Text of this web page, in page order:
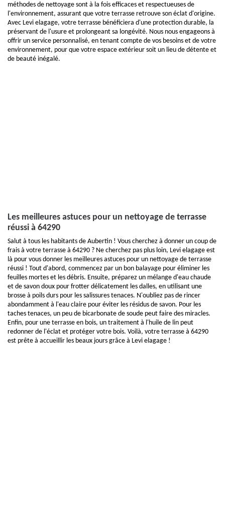
méthodes de nettoyage sont à la fois efficaces et respectueuses de
l'environnement, assurant que votre terrasse retrouve son éclat d'origine.
Avec Levi elagage, votre terrasse bénéficiera d'une protection durable, la
préservant de l'usure et prolongeant sa longévité. Nous nous engageons à
offrir un service personnalisé, en tenant compte de vos besoins et de votre
environnement, pour que votre espace extérieur soit un lieu de détente et
de beauté inégalé.
Les meilleures astuces pour un nettoyage de terrasse
réussi à 64290
Salut à tous les habitants de Aubertin ! Vous cherchez à donner un coup de
frais à votre terrasse à 64290 ? Ne cherchez pas plus loin, Levi elagage est
là pour vous donner les meilleures astuces pour un nettoyage de terrasse
réussi ! Tout d'abord, commencez par un bon balayage pour éliminer les
feuilles mortes et les débris. Ensuite, préparez un mélange d'eau chaude
et de savon doux pour frotter délicatement les dalles, en utilisant une
brosse à poils durs pour les salissures tenaces. N'oubliez pas de rincer
abondamment à l'eau claire pour éviter les résidus de savon. Pour les
taches tenaces, un peu de bicarbonate de soude peut faire des miracles.
Enfin, pour une terrasse en bois, un traitement à l'huile de lin peut
redonner de l'éclat et protéger votre bois. Voilà, votre terrasse à 64290
est prête à accueillir les beaux jours grâce à Levi elagage !